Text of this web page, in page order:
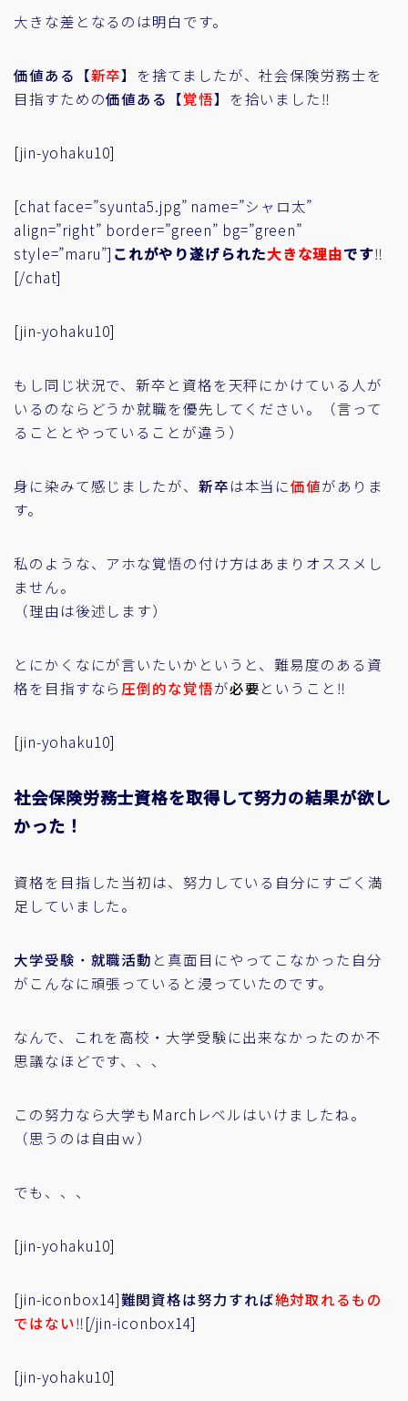
大きな差となるのは明白です。
価値ある【新卒】 を捨てましたが、社会保険労務士を
目指すための価値ある【覚悟】 を拾いました‼
[jin-yohaku10]
[chat face=”syunta5.jpg” name=”シャロ太”
align=”right” border=”green” bg=”green”
style=”maru”] これがやり遂げられた大きな理由です‼
[/chat]
[jin-yohaku10]
もし同じ状況で、新卒と資格を天秤にかけている人が
いるのならどうか就職を優先してください。（言って
ることとやっていることが違う）
身に染みて感じましたが、 新卒は本当に価値がありま
す。
私のような、アホな覚悟の付け方はあまりオススメし
ません。
（理由は後述します）
とにかくなにが言いたいかというと、難易度のある資
格を目指すなら 圧倒的な覚悟が必要ということ ‼
[jin-yohaku10]
社会保険労務士資格を取得して努力の結果が欲し
かった！
資格を目指した当初は、努力している自分にすごく満
足していました。
大学受験 ・ 就職活動 と真面目にやってこなかった自分
がこんなに頑張っていると浸っていたのです。
なんで、これを高校・大学受験に出来なかったのか不
思議なほどです、、、
この努力なら大学もMarchレベルはいけましたね。
（思うのは自由ｗ）
でも、、、
[jin-yohaku10]
[jin-iconbox14]難関資格は努力すれば絶対取れるもの
ではない‼[/jin-iconbox14]
[jin-yohaku10]